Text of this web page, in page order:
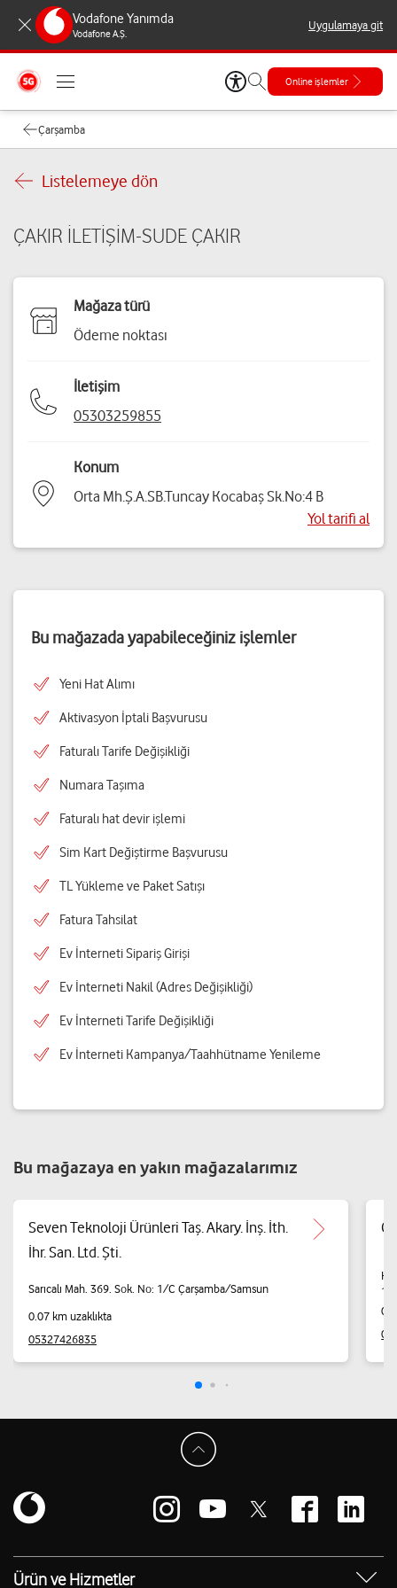
Vodafone Yanımda
Vodafone A.Ş.
Uygulamaya git
Online işlemler
Çarşamba
Listelemeye dön
ÇAKIR İLETİŞİM-SUDE ÇAKIR
Mağaza türü
Ödeme noktası
İletişim
05303259855
Konum
Orta Mh.Ş.A.SB.Tuncay Kocabaş Sk.No:4 B
Yol tarifi al
Bu mağazada yapabileceğiniz işlemler
Yeni Hat Alımı
Aktivasyon İptali Başvurusu
Faturalı Tarife Değişikliği
Numara Taşıma
Faturalı hat devir işlemi
Sim Kart Değiştirme Başvurusu
TL Yükleme ve Paket Satışı
Fatura Tahsilat
Ev İnterneti Sipariş Girişi
Ev İnterneti Nakil (Adres Değişikliği)
Ev İnterneti Tarife Değişikliği
Ev İnterneti Kampanya/Taahhütname Yenileme
Bu mağazaya en yakın mağazalarımız
Seven Teknoloji Ürünleri Taş. Akary. İnş. İth.
İhr. San. Ltd. Şti.
Sarıcalı Mah. 369. Sok. No: 1/C Çarşamba/Samsun
0.07 km uzaklıkta
05327426835
1
Ürün ve Hizmetler